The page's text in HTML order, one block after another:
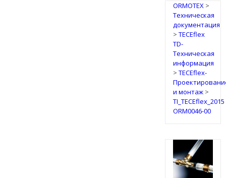
ORMOTEX>
Техническая
документация
> TECEflex
TD-
Техническая
информация
> TECEflex-
и монтаж>
TI_TECEflex_2015
ORM0046-00